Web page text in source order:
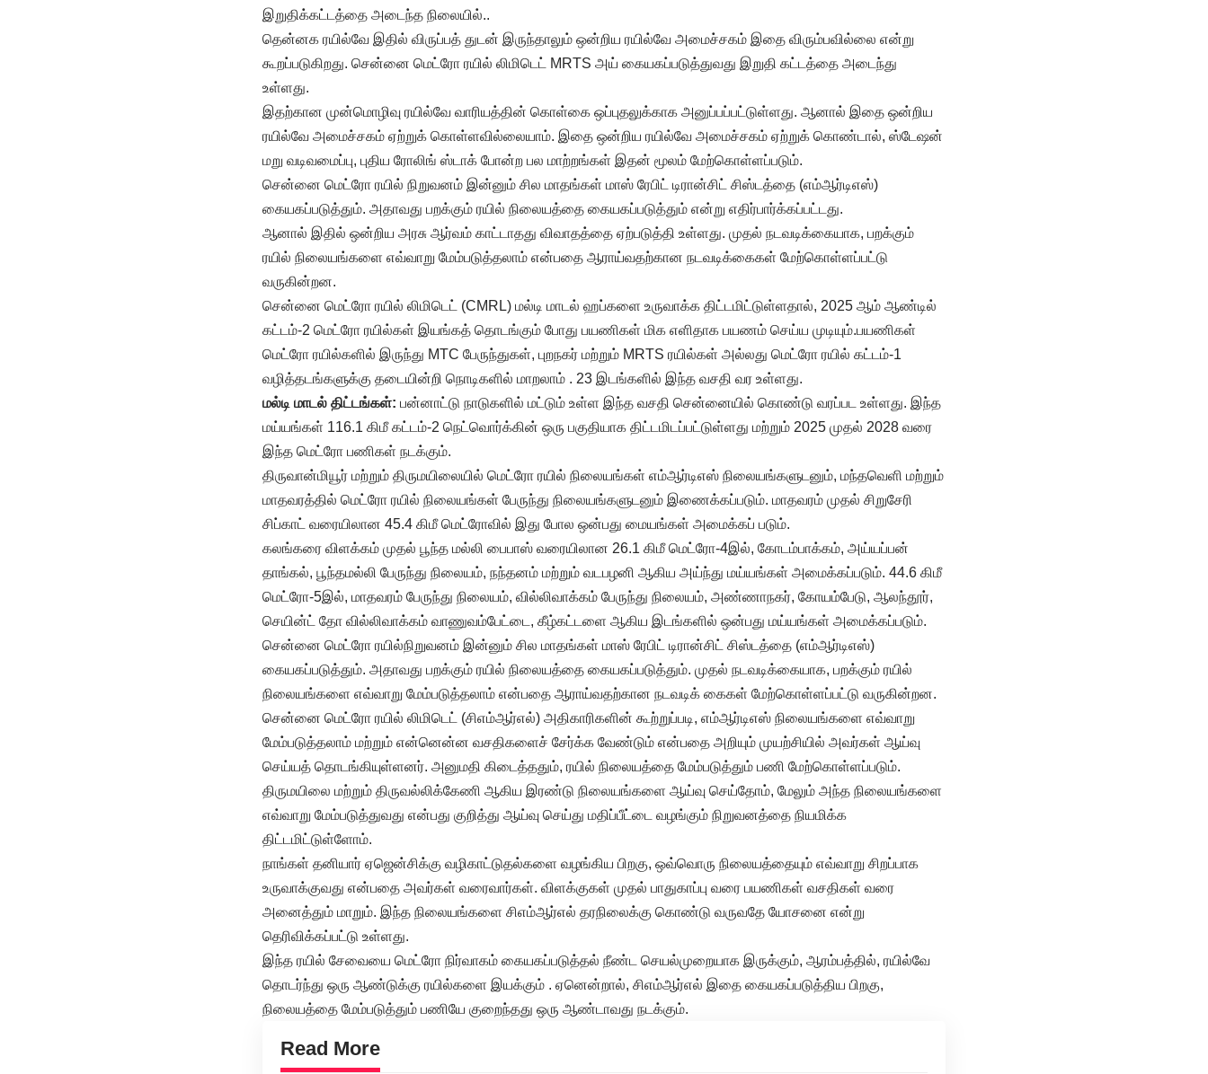
இறுதிக்கட்டத்தை அடைந்த நிலையில்..
தென்னக ரயில்வே இதில் விருப்பத் துடன் இருந்தாலும் ஒன்றிய ரயில்வே அமைச்சகம் இதை விரும்பவில்லை என்று
கூறப்படுகிறது. சென்னை மெட்ரோ ரயில் லிமிடெட் MRTS அய் கையகப்படுத்துவது இறுதி கட்டத்தை அடைந்து
உள்ளது.
இதற்கான முன்மொழிவு ரயில்வே வாரியத்தின் கொள்கை ஒப்புதலுக்காக அனுப்பப்பட்டுள்ளது. ஆனால் இதை ஒன்றிய
ரயில்வே அமைச்சகம் ஏற்றுக் கொள்ளவில்லையாம். இதை ஒன்றிய ரயில்வே அமைச்சகம் ஏற்றுக் கொண்டால், ஸ்டேஷன்
மறு வடிவமைப்பு, புதிய ரோலிங் ஸ்டாக் போன்ற பல மாற்றங்கள் இதன் மூலம் மேற்கொள்ளப்படும்.
சென்னை மெட்ரோ ரயில் நிறுவனம் இன்னும் சில மாதங்கள் மாஸ் ரேபிட் டிரான்சிட் சிஸ்டத்தை (எம்ஆர்டிஎஸ்)
கையகப்படுத்தும். அதாவது பறக்கும் ரயில் நிலையத்தை கையகப்படுத்தும் என்று எதிர்பார்க்கப்பட்டது.
ஆனால் இதில் ஒன்றிய அரசு ஆர்வம் காட்டாதது விவாதத்தை ஏற்படுத்தி உள்ளது. முதல் நடவடிக்கையாக, பறக்கும்
ரயில் நிலையங்களை எவ்வாறு மேம்படுத்தலாம் என்பதை ஆராய்வதற்கான நடவடிக்கைகள் மேற்கொள்ளப்பட்டு
வருகின்றன.
சென்னை மெட்ரோ ரயில் லிமிடெட் (CMRL) மல்டி மாடல் ஹப்களை உருவாக்க திட்டமிட்டுள்ளதால், 2025 ஆம் ஆண்டில்
கட்டம்-2 மெட்ரோ ரயில்கள் இயங்கத் தொடங்கும் போது பயணிகள் மிக எளிதாக பயணம் செய்ய முடியும்.​​பயணிகள்
மெட்ரோ ரயில்களில் இருந்து MTC பேருந்துகள், புறநகர் மற்றும் MRTS ரயில்கள் அல்லது மெட்ரோ ரயில் கட்டம்-1
வழித்தடங்களுக்கு தடையின்றி நொடிகளில் மாறலாம் . 23 இடங்களில் இந்த வசதி வர உள்ளது.
மல்டி மாடல் திட்டங்கள்: பன்னாட்டு நாடுகளில் மட்டும் உள்ள இந்த வசதி சென்னையில் கொண்டு வரப்பட உள்ளது. இந்த
மய்யங்கள் 116.1 கிமீ கட்டம்-2 நெட்வொர்க்கின் ஒரு பகுதியாக திட்டமிடப்பட்டுள்ளது மற்றும் 2025 முதல் 2028 வரை
இந்த மெட்ரோ பணிகள் நடக்கும்.
திருவான்மியூர் மற்றும் திருமயிலையில் மெட்ரோ ரயில் நிலையங்கள் எம்ஆர்டிஎஸ் நிலையங்களுடனும், மந்தவெளி மற்றும்
மாதவரத்தில் மெட்ரோ ரயில் நிலையங்கள் பேருந்து நிலையங்களுடனும் இணைக்கப்படும். மாதவரம் முதல் சிறுசேரி
சிப்காட் வரையிலான 45.4 கிமீ மெட்ரோவில் இது போல ஒன்பது மையங்கள் அமைக்கப் படும்.
கலங்கரை விளக்கம் முதல் பூந்த மல்லி பைபாஸ் வரையிலான 26.1 கிமீ மெட்ரோ-4இல், கோடம்பாக்கம், அய்யப்பன்
தாங்கல், பூந்தமல்லி பேருந்து நிலையம், நந்தனம் மற்றும் வடபழனி ஆகிய அய்ந்து மய்யங்கள் அமைக்கப்படும். 44.6 கிமீ
மெட்ரோ-5இல், மாதவரம் பேருந்து நிலையம், வில்லிவாக்கம் பேருந்து நிலையம், அண்ணாநகர், கோயம்பேடு, ஆலந்தூர்,
செயின்ட் தோ வில்லிவாக்கம் வாணுவம்பேட்டை, கீழ்கட்டளை ஆகிய இடங்களில் ஒன்பது மய்யங்கள் அமைக்கப்படும்.
சென்னை மெட்ரோ ரயில்நிறுவனம் இன்னும் சில மாதங்கள் மாஸ் ரேபிட் டிரான்சிட் சிஸ்டத்தை (எம்ஆர்டிஎஸ்)
கையகப்படுத்தும். அதாவது பறக்கும் ரயில் நிலையத்தை கையகப்படுத்தும். முதல் நடவடிக்கையாக, பறக்கும் ரயில்
நிலையங்களை எவ்வாறு மேம்படுத்தலாம் என்பதை ஆராய்வதற்கான நடவடிக் கைகள் மேற்கொள்ளப்பட்டு வருகின்றன.
சென்னை மெட்ரோ ரயில் லிமிடெட் (சிஎம்ஆர்எல்) அதிகாரிகளின் கூற்றுப்படி, எம்ஆர்டிஎஸ் நிலையங்களை எவ்வாறு
மேம்படுத்தலாம் மற்றும் என்னென்ன வசதிகளைச் சேர்க்க வேண்டும் என்பதை அறியும் முயற்சியில் அவர்கள் ஆய்வு
செய்யத் தொடங்கியுள்ளனர். அனுமதி கிடைத்ததும், ரயில் நிலையத்தை மேம்படுத்தும் பணி மேற்கொள்ளப்படும்.
திருமயிலை மற்றும் திருவல்லிக்கேணி ஆகிய இரண்டு நிலையங்களை ஆய்வு செய்தோம், மேலும் அந்த நிலையங்களை
எவ்வாறு மேம்படுத்துவது என்பது குறித்து ஆய்வு செய்து மதிப்பீட்டை வழங்கும் நிறுவனத்தை நியமிக்க
திட்டமிட்டுள்ளோம்.
நாங்கள் தனியார் ஏஜென்சிக்கு வழிகாட்டுதல்களை வழங்கிய பிறகு, ஒவ்வொரு நிலையத்தையும் எவ்வாறு சிறப்பாக
உருவாக்குவது என்பதை அவர்கள் வரைவார்கள். விளக்குகள் முதல் பாதுகாப்பு வரை பயணிகள் வசதிகள் வரை
அனைத்தும் மாறும். இந்த நிலையங்களை சிஎம்ஆர்எல் தரநிலைக்கு கொண்டு வருவதே யோசனை என்று
தெரிவிக்கப்பட்டு உள்ளது.
இந்த ரயில் சேவையை மெட்ரோ நிர்வாகம் கையகப்படுத்தல் நீண்ட செயல்முறையாக இருக்கும், ஆரம்பத்தில், ரயில்வே
தொடர்ந்து ஒரு ஆண்டுக்கு ரயில்களை இயக்கும் . ஏனென்றால், சிஎம்ஆர்எல் இதை கையகப்படுத்திய பிறகு,
நிலையத்தை மேம்படுத்தும் பணியே குறைந்தது ஒரு ஆண்டாவது நடக்கும்.
Read More